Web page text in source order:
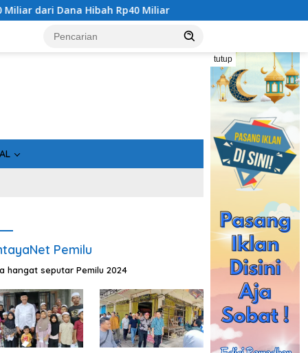
Hibah Rp40 Miliar Gandeng Bidan Sean, SMSI
tutup
Pemilu
hangat seputar Pemilu 2024